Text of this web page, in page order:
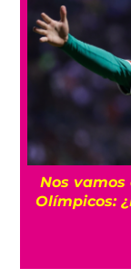
Nos
Olímpicos: